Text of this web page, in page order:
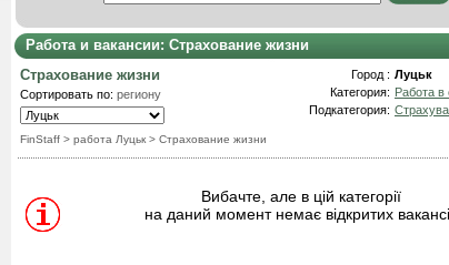
Работа и вакансии: Страхование жизни
Страхование жизни
Сортировать по: региону
FinStaff > работа Луцьк > Страхование жизни
Город : Луцьк
Категория: Работа в
Подкатегория:
Вибачте, але в цій категорії
на даний момент немає відкритих